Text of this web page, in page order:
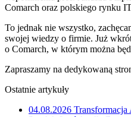
Comarch oraz polskiego rynku
To jednak nie wszystko,
swojej wiedzy o firmie. Już
o Comarch, w którym można
Zapraszamy na dedykowaną
Ostatnie artykuły
04.08.2026